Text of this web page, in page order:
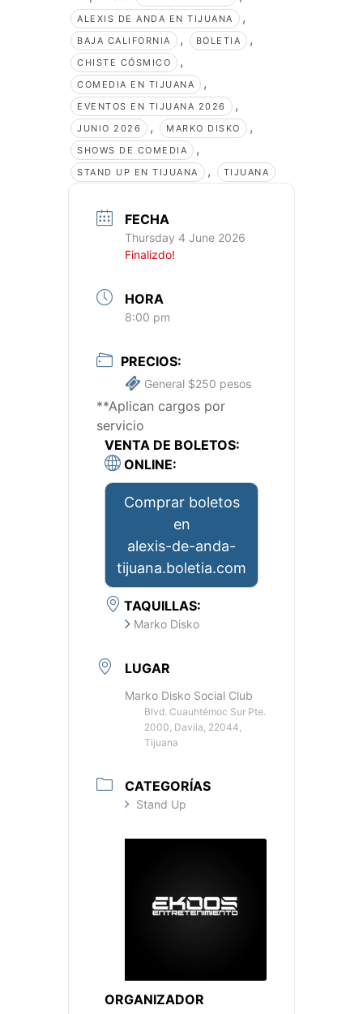
ALEXIS DE ANDA EN TIJUANA ,
BAJA CALIFORNIA , BOLETIA ,
CHISTE CÓSMICO ,
COMEDIA EN TIJUANA ,
EVENTOS EN TIJUANA 2026 ,
JUNIO 2026 , MARKO DISKO ,
SHOWS DE COMEDIA ,
STAND UP EN TIJUANA , TIJUANA
FECHA
Thursday 4 June 2026
Finalizdo!
HORA
8:00 pm
PRECIOS:
General $250 pesos
**Aplican cargos por
servicio
VENTA DE BOLETOS:
ONLINE:
Comprar boletos
en
alexis-de-anda-
tijuana.boletia.com
TAQUILLAS:
Marko Disko
LUGAR
Marko Disko Social Club
Blvd. Cuauhtémoc Sur Pte.
2000, Davila, 22044,
Tijuana
CATEGORÍAS
Stand Up
ORGANIZADOR